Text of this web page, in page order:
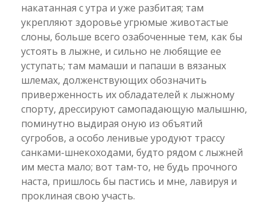
накатанная с утра и уже разбитая; там
укрепляют здоровье угрюмые животастые
слоны, больше всего озабоченные тем, как бы
устоять в лыжне, и сильно не любящие ее
уступать; там мамаши и папаши в вязаных
шлемах, долженствующих обозначить
приверженность их обладателей к лыжному
спорту, дрессируют самопадающую малышню,
поминутно выдирая оную из объятий
сугробов, а особо ленивые уродуют трассу
санками-шнекоходами, будто рядом с лыжней
им места мало; вот там-то, не будь прочного
наста, пришлось бы пастись и мне, лавируя и
проклиная свою участь.